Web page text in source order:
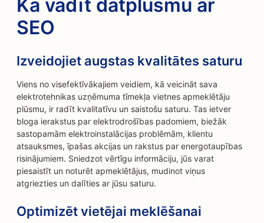
Kā vadīt datplūsmu ar
SEO
Izveidojiet augstas kvalitātes saturu
Viens no visefektīvākajiem veidiem, kā veicināt sava
elektrotehnikas uzņēmuma tīmekļa vietnes apmeklētāju
plūsmu, ir radīt kvalitatīvu un saistošu saturu. Tas ietver
bloga ierakstus par elektrodrošības padomiem, biežāk
sastopamām elektroinstalācijas problēmām, klientu
atsauksmes, īpašas akcijas un rakstus par energotaupības
risinājumiem. Sniedzot vērtīgu informāciju, jūs varat
piesaistīt un noturēt apmeklētājus, mudinot viņus
atgriezties un dalīties ar jūsu saturu.
Optimizēt vietējai meklēšanai